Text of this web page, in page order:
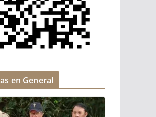
en General